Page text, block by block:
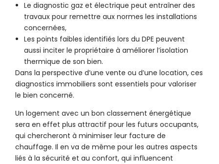
Le diagnostic gaz et électrique peut entraîner des
travaux pour remettre aux normes les installations
concernées,
Les points faibles identifiés lors du DPE peuvent
aussi inciter le propriétaire à améliorer l’isolation
thermique de son bien.
Dans la perspective d’une vente ou d’une location, ces
diagnostics immobiliers sont essentiels pour valoriser
le bien concerné.
Un logement avec un bon classement énergétique
sera en effet plus attractif pour les futurs occupants,
qui chercheront à minimiser leur facture de
chauffage. Il en va de même pour les autres aspects
liés à la sécurité et au confort, qui influencent